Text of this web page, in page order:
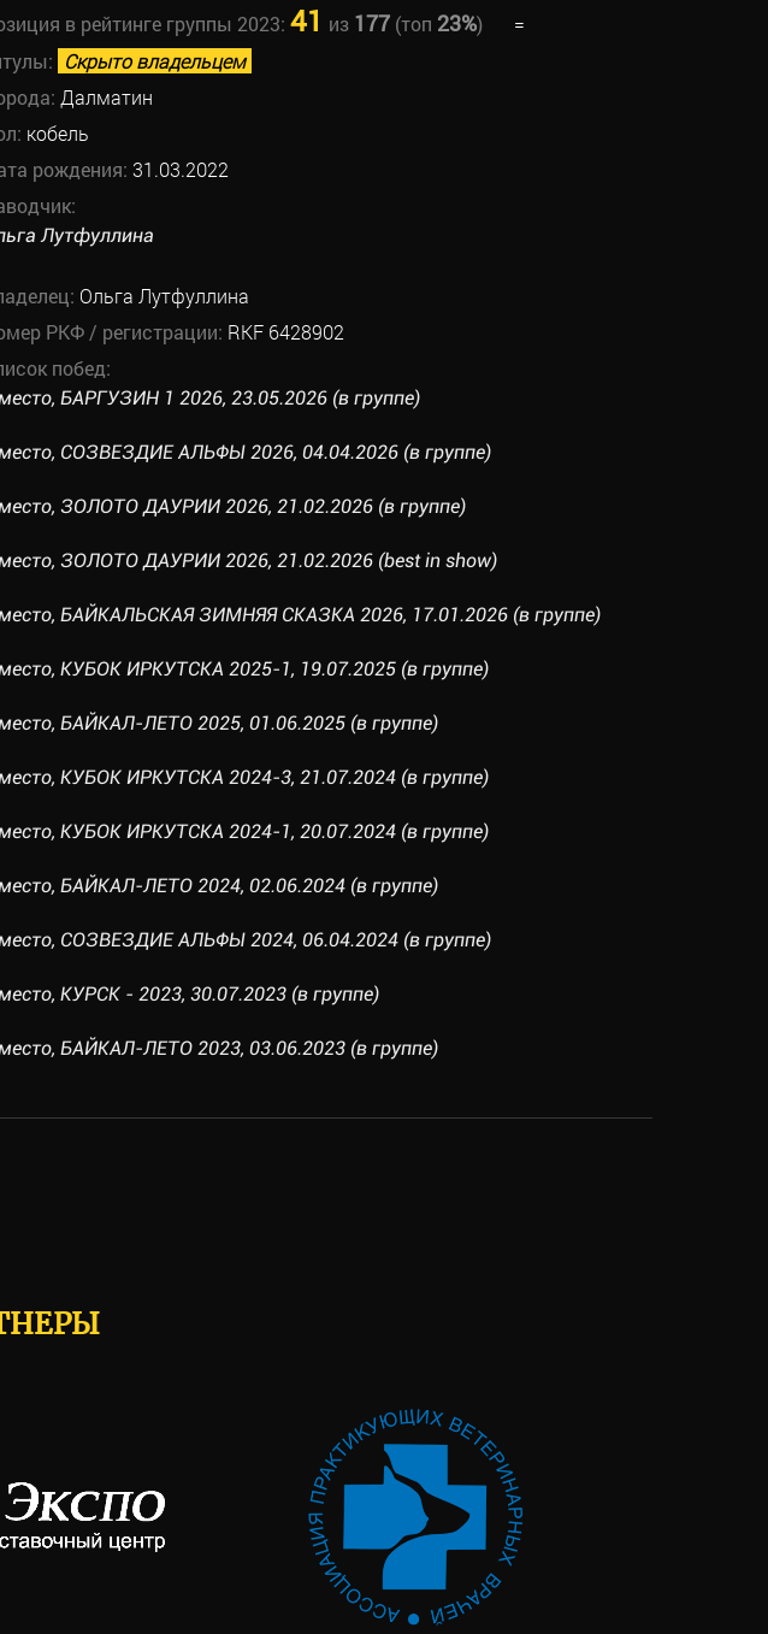
в рейтинге группы 2023: 41 из 177(топ 23%)
=
Скрыто владельцем
Далматин
кобель
рождения: 31.03.2022
Лутфуллина
Ольга Лутфуллина
РКФ / регистрации: RKF 6428902
побед:
БАРГУЗИН 1 2026, 23.05.2026 (в группе)
СОЗВЕЗДИЕ АЛЬФЫ 2026, 04.04.2026 (в группе)
ЗОЛОТО ДАУРИИ 2026, 21.02.2026 (в группе)
ЗОЛОТО ДАУРИИ 2026, 21.02.2026 (best in show)
БАЙКАЛЬСКАЯ ЗИМНЯЯ СКАЗКА 2026, 17.01.2026 (в группе)
КУБОК ИРКУТСКА 2025-1, 19.07.2025 (в группе)
БАЙКАЛ-ЛЕТО 2025, 01.06.2025 (в группе)
КУБОК ИРКУТСКА 2024-3, 21.07.2024 (в группе)
КУБОК ИРКУТСКА 2024-1, 20.07.2024 (в группе)
БАЙКАЛ-ЛЕТО 2024, 02.06.2024 (в группе)
СОЗВЕЗДИЕ АЛЬФЫ 2024, 06.04.2024 (в группе)
КУРСК - 2023, 30.07.2023 (в группе)
БАЙКАЛ-ЛЕТО 2023, 03.06.2023 (в группе)